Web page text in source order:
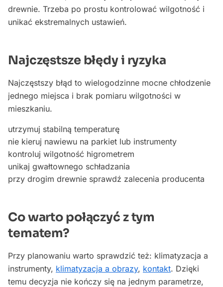
drewnie. Trzeba po prostu kontrolować wilgotność i
unikać ekstremalnych ustawień.
Najczęstsze błędy i ryzyka
Najczęstszy błąd to wielogodzinne mocne chłodzenie
jednego miejsca i brak pomiaru wilgotności w
mieszkaniu.
utrzymuj stabilną temperaturę
nie kieruj nawiewu na parkiet lub instrumenty
kontroluj wilgotność higrometrem
unikaj gwałtownego schładzania
przy drogim drewnie sprawdź zalecenia producenta
Co warto połączyć z tym
tematem?
Przy planowaniu warto sprawdzić też: klimatyzacja a
instrumenty, klimatyzacja a obrazy, kontakt. Dzięki
temu decyzja nie kończy się na jednym parametrze,